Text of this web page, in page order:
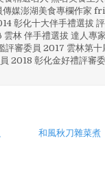
媒澎湖美食專欄作家
彰化十大伴手禮選拔
林 伴手禮選拔 達人專
評審委員 2017 雲林第
2018 彰化金好禮評審
和風秋刀雜菜煮